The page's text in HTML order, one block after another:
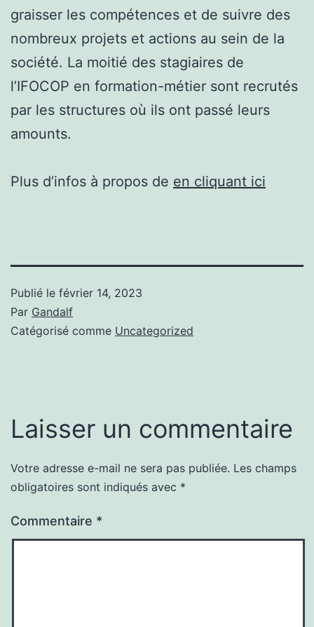
graisser les compétences et de suivre des
nombreux projets et actions au sein de la
société. La moitié des stagiaires de
l’IFOCOP en formation-métier sont recrutés
par les structures où ils ont passé leurs
amounts.
Plus d’infos à propos de en cliquant ici
Publié le février 14, 2023
Par Gandalf
Catégorisé comme Uncategorized
Laisser un commentaire
Votre adresse e-mail ne sera pas publiée. Les champs
obligatoires sont indiqués avec *
Commentaire *